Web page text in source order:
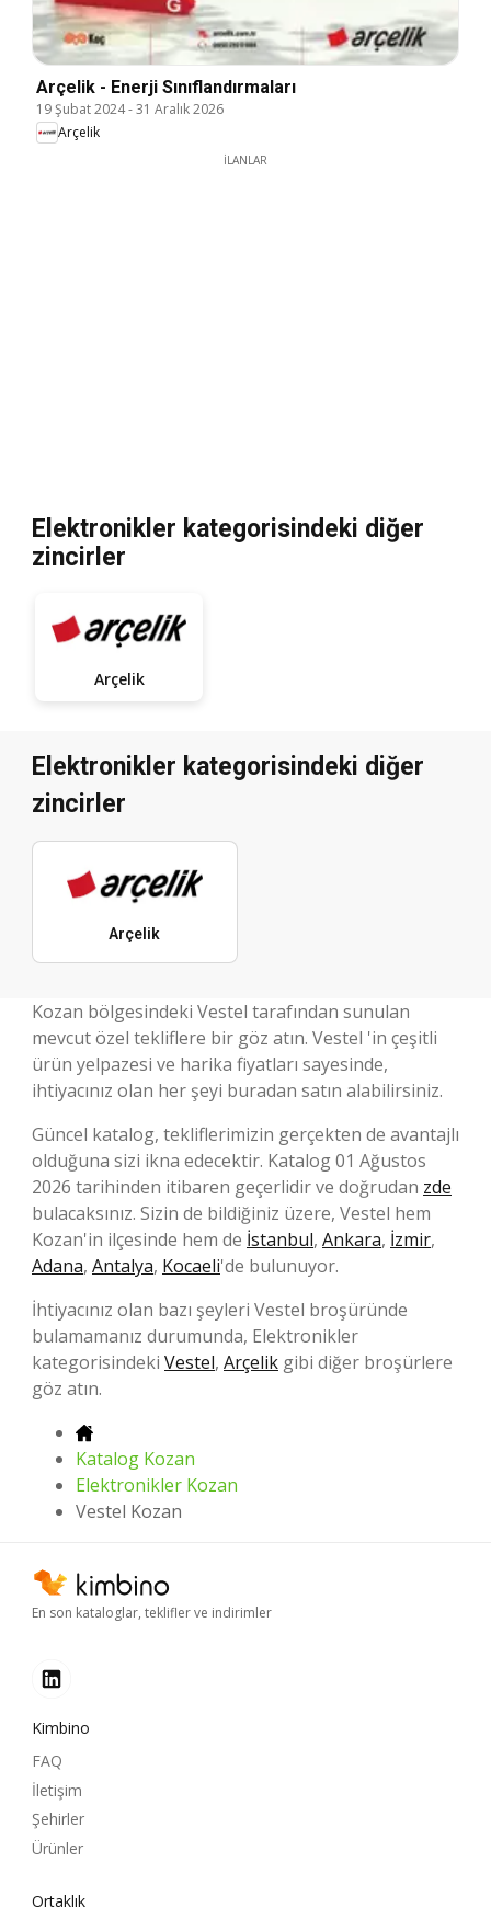
Arçelik - Enerji Sınıflandırmaları
19 Şubat 2024-31 Aralık 2026
Arçelik
İLANLAR
Elektronikler kategorisindeki diğer
zincirler
Arçelik
Elektronikler kategorisindeki diğer
zincirler
Arçelik
Kozan bölgesindeki Vestel tarafından sunulan
mevcut özel tekliflere bir göz atın. Vestel 'in çeşitli
ürün yelpazesi ve harika fiyatları sayesinde,
ihtiyacınız olan her şeyi buradan satın alabilirsiniz.
Güncel katalog, tekliflerimizin gerçekten de avantajlı
olduğuna sizi ikna edecektir. Katalog 01 Ağustos
2026 tarihinden itibaren geçerlidir ve doğrudan zde
bulacaksınız. Sizin de bildiğiniz üzere, Vestel hem
Kozan'in ilçesinde hem de İstanbul, Ankara, İzmir,
Adana, Antalya, Kocaeli'de bulunuyor.
İhtiyacınız olan bazı şeyleri Vestel broşüründe
bulamamanız durumunda, Elektronikler
kategorisindeki Vestel, Arçelik gibi diğer broşürlere
göz atın.
Katalog Kozan
Elektronikler Kozan
Vestel Kozan
En son kataloglar, teklifler ve indirimler
Kimbino
FAQ
İletişim
Şehirler
Ürünler
Ortaklık